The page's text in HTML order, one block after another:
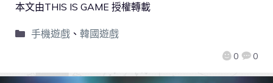
0 0
本文由THIS IS GAME 授權轉載
手機遊戲、 韓國遊戲